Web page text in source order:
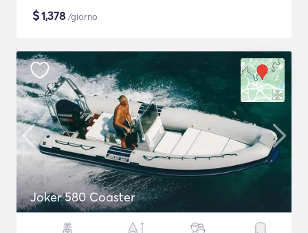
$1,378 /giorno
Joker 580 Coaster